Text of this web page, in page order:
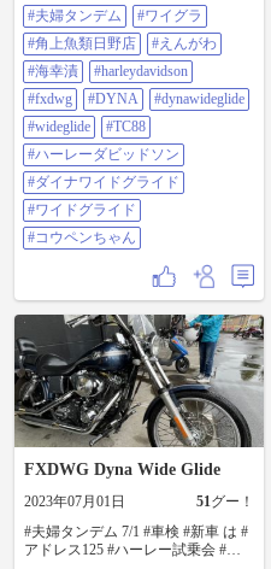
#fxdwg #dyna #dynawideglide
#wideglide #tc88 #ハーレーダビッド
ソン #ダイナワイドグライド #ワイ
ドグライド #コウペンちゃん
#夫婦タンデム
#ワイグラ
#角上魚類日野店
#えんがわ
#海幸漬
#harleydavidson
#fxdwg
#DYNA
#dynawideglide
#wideglide
#TC88
#ハーレーダビッドソン
#ダイナワイドグライド
#ワイドグライド
#コウペンちゃん
FXDWG Dyna Wide Glide
2023年07月01日 51グー！
#夫婦タンデム 7/1 #車検 #新車 は #
アドレス125 #ハーレー試乗会 #水